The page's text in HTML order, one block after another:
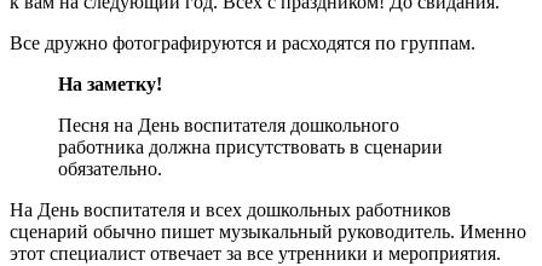
Все дружно фотографируются и расходятся по группам.
На заметку!
Песня на День воспитателя дошкольного
работника должна присутствовать в сценарии
обязательно.
На День воспитателя и всех дошкольных работников
сценарий обычно пишет музыкальный руководитель. Именно
этот специалист отвечает за все утренники и мероприятия.